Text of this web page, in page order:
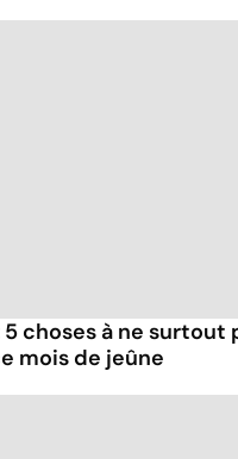
5 choses à ne surtout
mois de jeûne